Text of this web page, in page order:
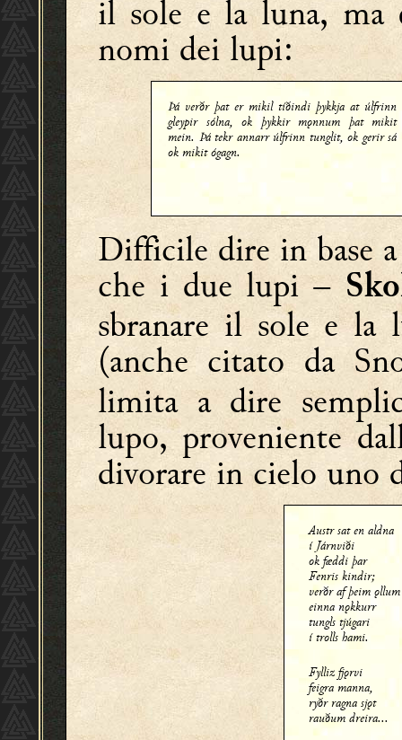
il sole e la luna, ma
nomi dei lupi:
Þá verðr þat er mikil tíðindi þykkja at úlfrinn
gleypir sólna, ok þykkir mǫnnum þat mikit
mein. Þá tekr annarr úlfrinn tunglit, ok gerir sá
ok mikit ógagn.
Difficile dire in base
che i due lupi –
sbranare il sole e la
(anche citato da
limita a dire
lupo, proveniente
divorare in cielo uno
Austr sat en aldna
í Járnviði
ok fæddi þar
Fenris kindir;
verðr af þeim ǫllum
einna nǫkkurr
tungls tjúgari
í trolls hami.
Fylliz fjǫrvi
feigra manna,
ryðr ragna sjǫt
rauðum dreira...